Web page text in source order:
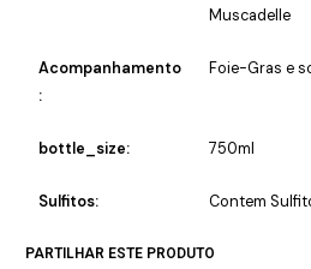
Muscadelle
Acompanhamento
:
Foie-Gras e
bottle_size: 750ml
Sulfitos: Contem
PARTILHAR ESTE PRODUTO